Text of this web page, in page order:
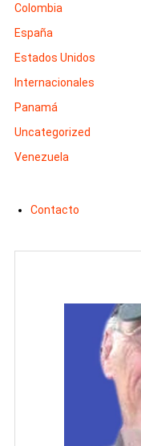
Colombia
España
Estados Unidos
Internacionales
Panamá
Uncategorized
Venezuela
Contacto